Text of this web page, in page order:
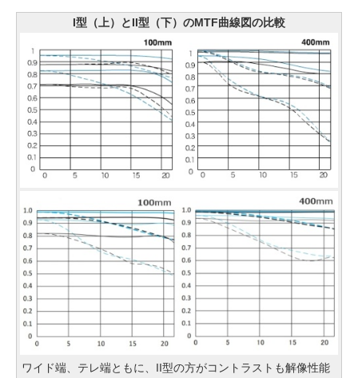
I型（上）とII型（下）のMTF曲線図の比較
ワイド端、テレ端ともに、II型の方がコントラストも解像性能